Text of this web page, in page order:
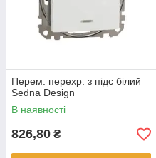
Перем. перехр. з підс білий
Sedna Design
В наявності
826,80 ₴